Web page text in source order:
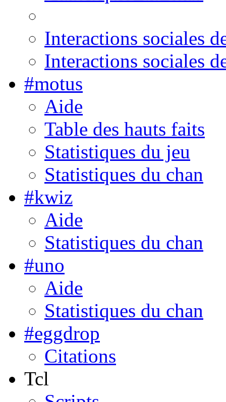
Interactions sociales
Interactions sociales
#motus
Aide
Table des hauts faits
Statistiques du jeu
Statistiques du chan
#kwiz
Aide
Statistiques du chan
#uno
Aide
Statistiques du chan
#eggdrop
Citations
Tcl